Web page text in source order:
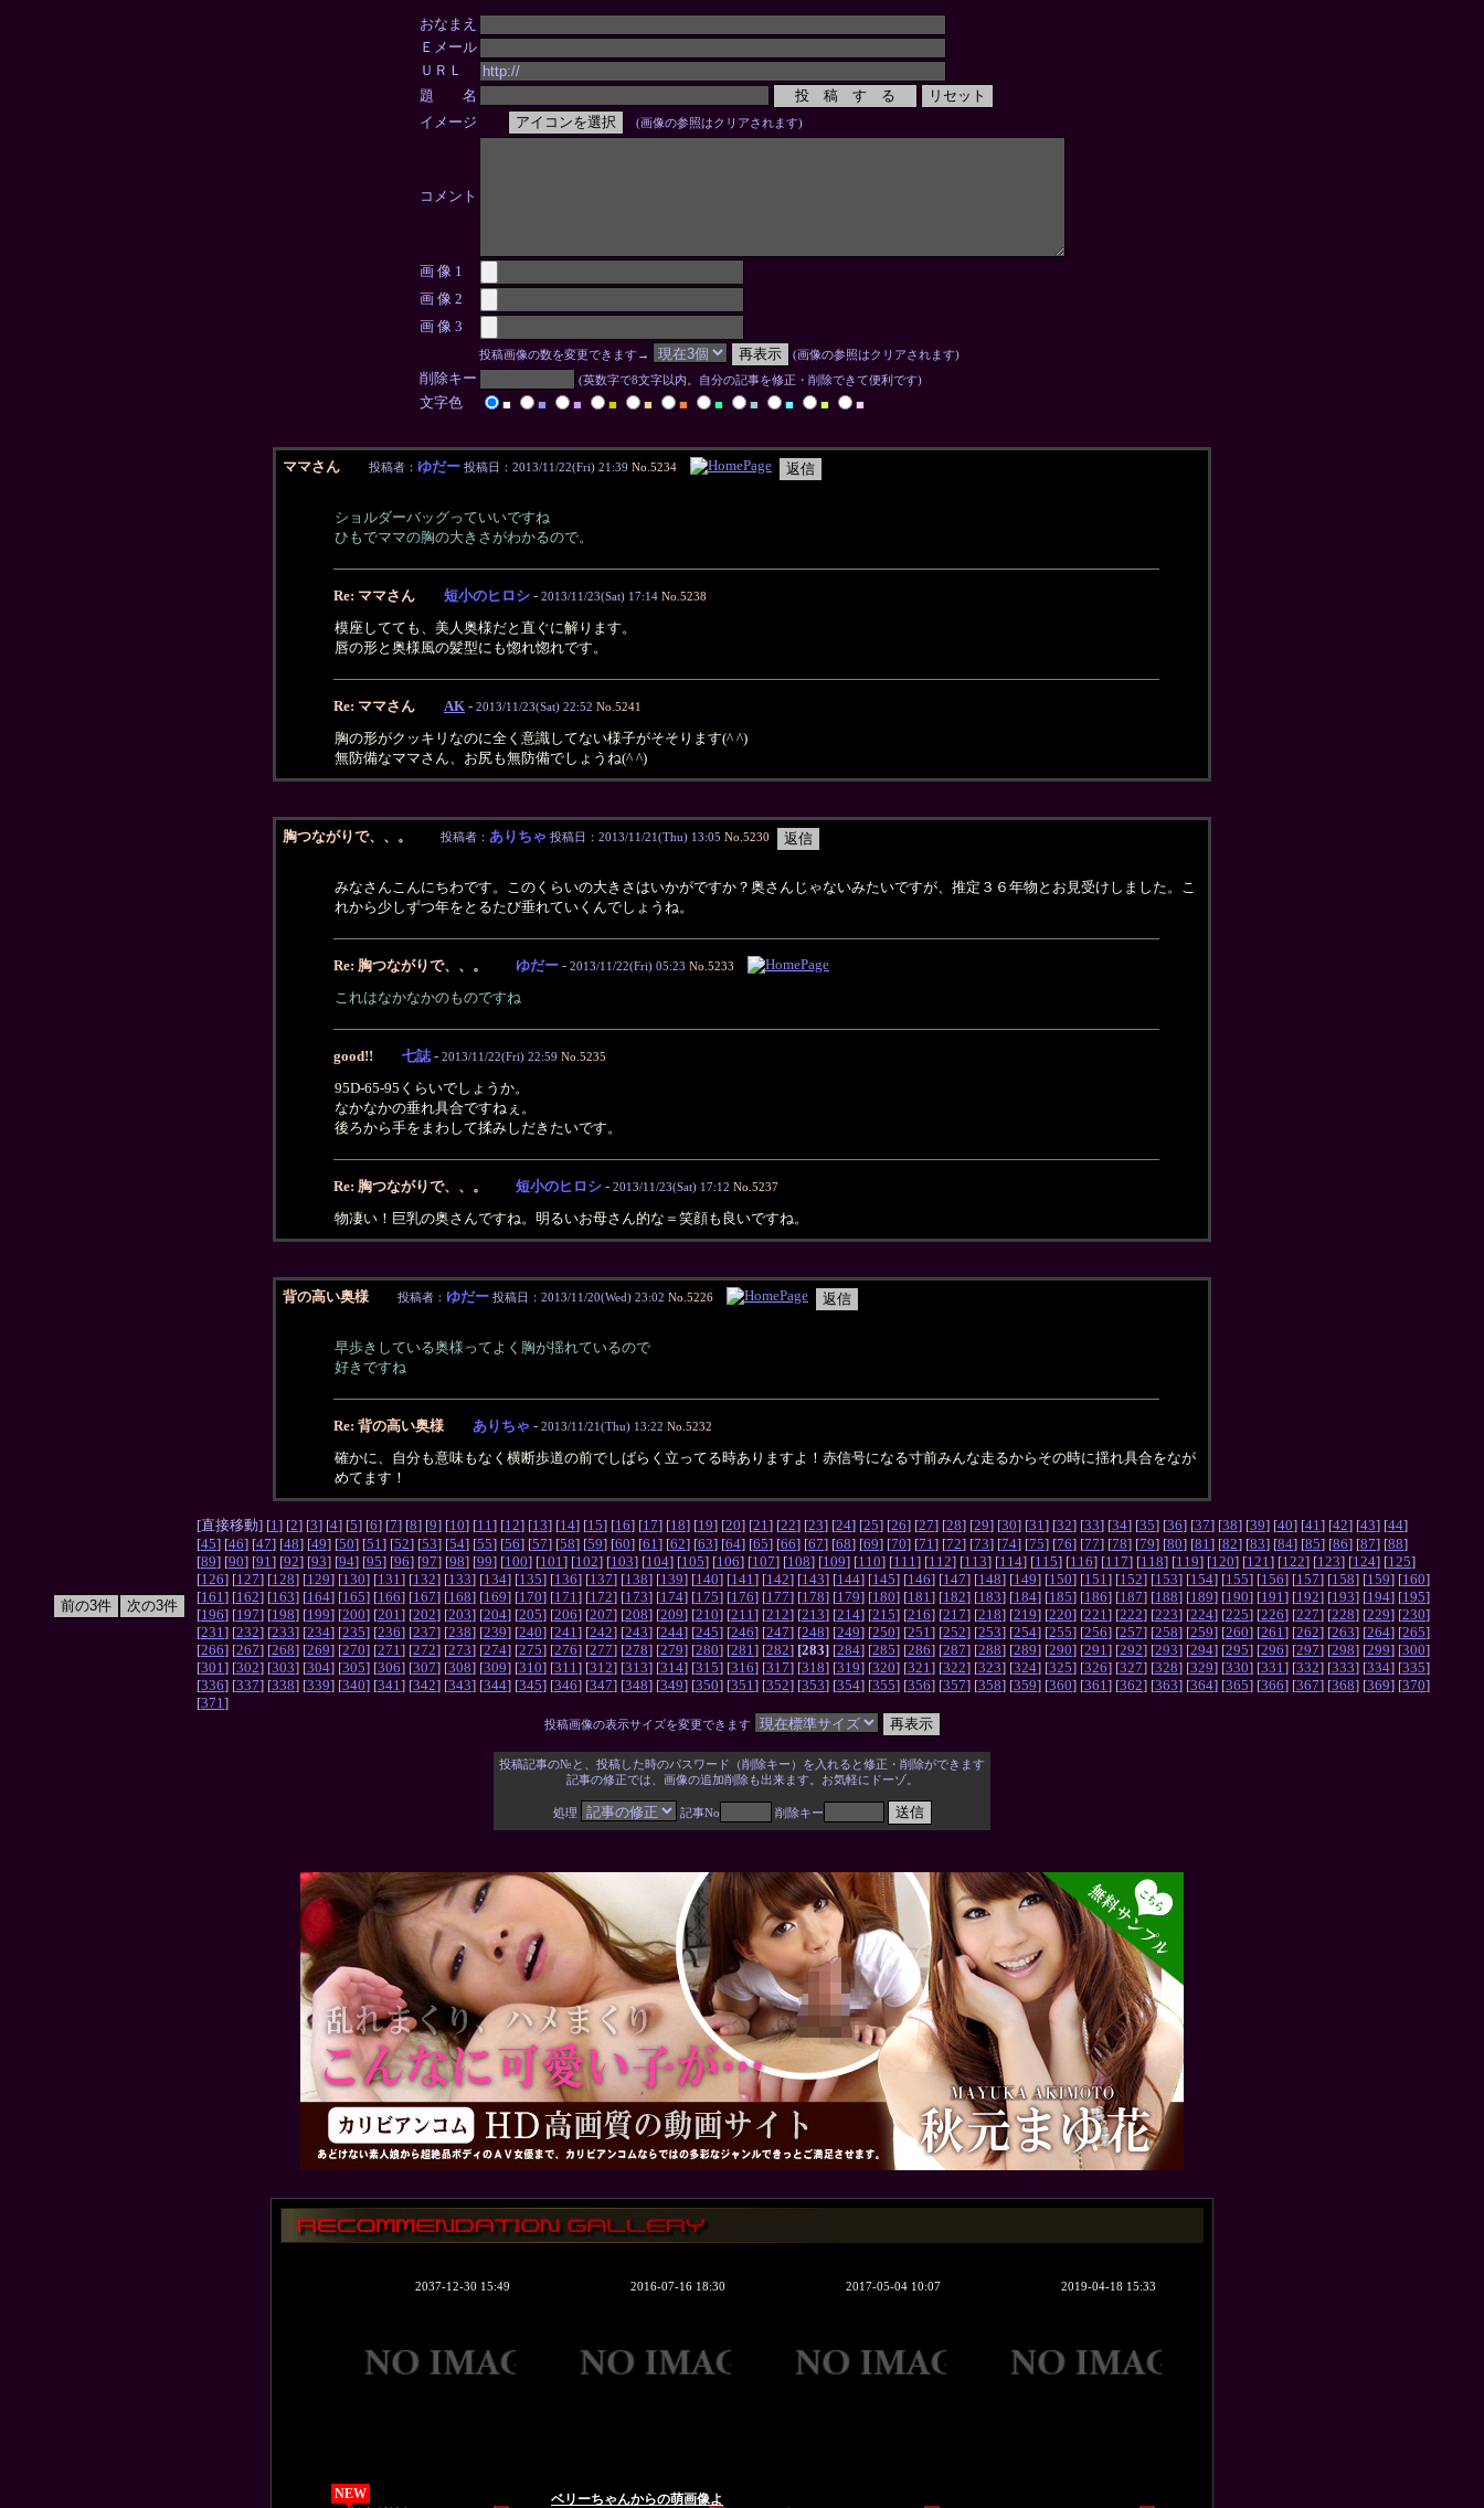
おなまえ
Ｅメール
ＵＲＬ
題 名
イメージ
(画像の参照はクリアされます)
コメント
画 像 1
画 像 2
画 像 3
投稿画像の数を変更できます→ (画像の参照はクリアされます)
削除キー (英数字で8文字以内。自分の記事を修正・削除できて便利です)
文字色 ■ ■ ■ ■ ■ ■ ■ ■ ■ ■ ■
ママさん 投稿者： ゆだー 投稿日：2013/11/22(Fri) 21:39 No.5234
ショルダーバッグっていいですね
ひもでママの胸の大きさがわかるので。
Re: ママさん 短小のヒロシ - 2013/11/23(Sat) 17:14 No.5238
模座してても、美人奥様だと直ぐに解ります。
唇の形と奥様風の髪型にも惚れ惚れです。
Re: ママさん AK - 2013/11/23(Sat) 22:52 No.5241
胸の形がクッキリなのに全く意識してない様子がそそります(^ ^)
無防備なママさん、お尻も無防備でしょうね(^ ^)
胸つながりで、、。 投稿者： ありちゃ 投稿日：2013/11/21(Thu) 13:05 No.5230
みなさんこんにちわです。このくらいの大きさはいかがですか？奥さんじゃないみたいですが、推定３６年物とお見受けしました。こ
れから少しずつ年をとるたび垂れていくんでしょうね。
Re: 胸つながりで、、。 ゆだー - 2013/11/22(Fri) 05:23 No.5233
これはなかなかのものですね
good!! 七誌 - 2013/11/22(Fri) 22:59 No.5235
95D-65-95くらいでしょうか。
なかなかの垂れ具合ですねぇ。
後ろから手をまわして揉みしだきたいです。
Re: 胸つながりで、、。 短小のヒロシ - 2013/11/23(Sat) 17:12 No.5237
物凄い！巨乳の奥さんですね。明るいお母さん的な＝笑顔も良いですね。
背の高い奥様 投稿者： ゆだー 投稿日：2013/11/20(Wed) 23:02 No.5226
早歩きしている奥様ってよく胸が揺れているので
好きですね
Re: 背の高い奥様 ありちゃ - 2013/11/21(Thu) 13:22 No.5232
確かに、自分も意味もなく横断歩道の前でしばらく立ってる時ありますよ！赤信号になる寸前みんな走るからその時に揺れ具合をなが
めてます！
[直接移動] [1] [2] [3] [4] [5] [6] [7] [8] [9] [10] [11] [12] [13] [14] [15] [16] [17] [18] [19] [20] [21] [22] [23] [24] [25] [26] [27] [28] [29] [30] [31] [32] [33] [34] [35] [36] [37] [38] [39] [40] [41] [42] [43] [44]
[45] [46] [47] [48] [49] [50] [51] [52] [53] [54] [55] [56] [57] [58] [59] [60] [61] [62] [63] [64] [65] [66] [67] [68] [69] [70] [71] [72] [73] [74] [75] [76] [77] [78] [79] [80] [81] [82] [83] [84] [85] [86] [87] [88]
[89] [90] [91] [92] [93] [94] [95] [96] [97] [98] [99] [100] [101] [102] [103] [104] [105] [106] [107] [108] [109] [110] [111] [112] [113] [114] [115] [116] [117] [118] [119] [120] [121] [122] [123] [124] [125]
[126] [127] [128] [129] [130] [131] [132] [133] [134] [135] [136] [137] [138] [139] [140] [141] [142] [143] [144] [145] [146] [147] [148] [149] [150] [151] [152] [153] [154] [155] [156] [157] [158] [159] [160]
[161] [162] [163] [164] [165] [166] [167] [168] [169] [170] [171] [172] [173] [174] [175] [176] [177] [178] [179] [180] [181] [182] [183] [184] [185] [186] [187] [188] [189] [190] [191] [192] [193] [194] [195]
[196] [197] [198] [199] [200] [201] [202] [203] [204] [205] [206] [207] [208] [209] [210] [211] [212] [213] [214] [215] [216] [217] [218] [219] [220] [221] [222] [223] [224] [225] [226] [227] [228] [229] [230]
[231] [232] [233] [234] [235] [236] [237] [238] [239] [240] [241] [242] [243] [244] [245] [246] [247] [248] [249] [250] [251] [252] [253] [254] [255] [256] [257] [258] [259] [260] [261] [262] [263] [264] [265]
[266] [267] [268] [269] [270] [271] [272] [273] [274] [275] [276] [277] [278] [279] [280] [281] [282] [283] [284] [285] [286] [287] [288] [289] [290] [291] [292] [293] [294] [295] [296] [297] [298] [299] [300]
[301] [302] [303] [304] [305] [306] [307] [308] [309] [310] [311] [312] [313] [314] [315] [316] [317] [318] [319] [320] [321] [322] [323] [324] [325] [326] [327] [328] [329] [330] [331] [332] [333] [334] [335]
[336] [337] [338] [339] [340] [341] [342] [343] [344] [345] [346] [347] [348] [349] [350] [351] [352] [353] [354] [355] [356] [357] [358] [359] [360] [361] [362] [363] [364] [365] [366] [367] [368] [369] [370]
[371]
投稿画像の表示サイズを変更できます
投稿記事の№と、投稿した時のパスワード（削除キー）を入れると修正・削除ができます
記事の修正では、画像の追加削除も出来ます。お気軽にドーゾ。
処理 記事No 削除キー